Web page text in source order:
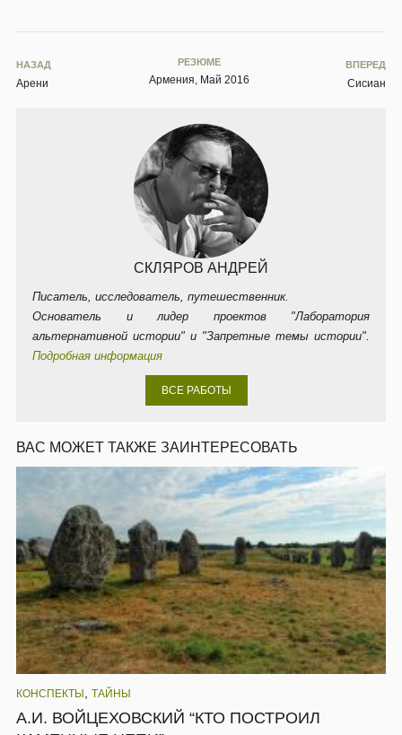
НАЗАД
Арени
РЕЗЮМЕ
Армения, Май 2016
ВПЕРЕД
Сисиан
СКЛЯРОВ АНДРЕЙ
Писатель, исследователь, путешественник.
Основатель и лидер проектов "Лаборатория
альтернативной истории" и "Запретные темы истории".
Подробная информация
ВСЕ РАБОТЫ
ВАС МОЖЕТ ТАКЖЕ ЗАИНТЕРЕСОВАТЬ
КОНСПЕКТЫ ТАЙНЫ
А.И. ВОЙЦЕХОВСКИЙ “КТО ПОСТРОИЛ